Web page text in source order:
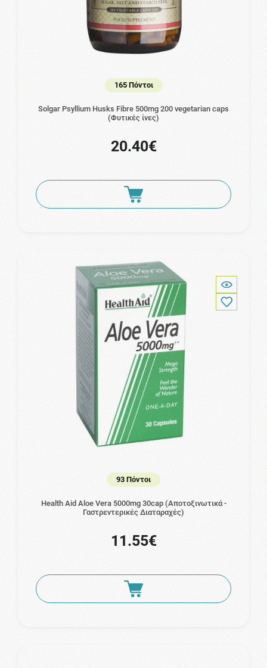
165 Πόντοι
Solgar Psyllium Husks Fibre 500mg 200 vegetarian caps
(Φυτικές ίνες)
20.40€
93 Πόντοι
Health Aid Aloe Vera 5000mg 30cap (Αποτοξινωτικά -
Γαστρεντερικές Διαταραχές)
11.55€